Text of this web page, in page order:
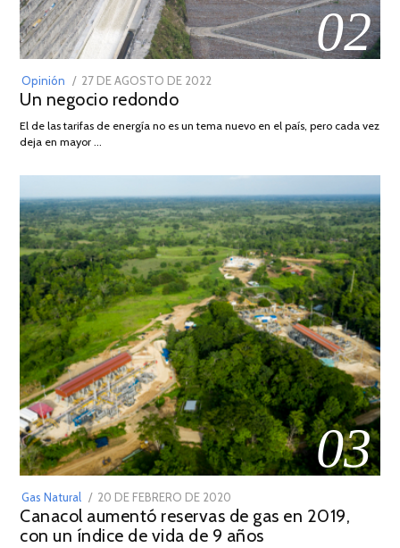
02
Opinión
POSTED
ON
27 DE AGOSTO DE 2022
DE
Un negocio redondo
El de las tarifas de energía no es un tema nuevo en el país, pero cada vez
deja en mayor …
03
Gas Natural
POSTED
ON
20 DE FEBRERO DE 2020
DE
JULIO
Canacol aumentó reservas de gas en 2019,
con un índice de vida de 9 años